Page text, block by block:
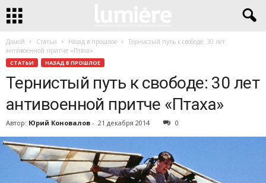
Домой Статьи Назад в прошлое
Тернистый путь к свободе: 30 лет
антивоенной притче «Птаха»
СТАТЬИ НАЗАД В ПРОШЛОЕ
Тернистый путь к свободе: 30 лет
антивоенной притче «Птаха»
Автор: Юрий Коновалов - 21 декабря 2014 0